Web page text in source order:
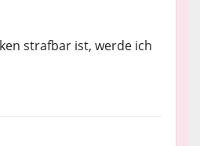
strafbar ist, werde ich